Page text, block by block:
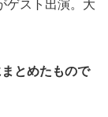
ゲスト出演。大
とめたもので